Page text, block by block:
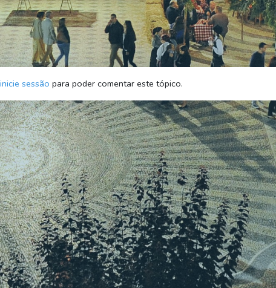
inicie sessão para poder comentar este tópico.